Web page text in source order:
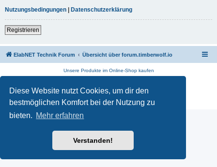
Diese Website nutzt Cookies, um dir den
bestmöglichen Komfort bei der Nutzung zu
bieten. Mehr erfahren
Verstanden!
Nutzungsbedingungen | Datenschutzerklärung
Registrieren
ElabNET Technik Forum Übersicht über forum.timberwolf.io
Unsere Produkte im Online-Shop kaufen
Deutsche Übersetzung durch
phpBB.de
Datenschutz | Nutzungsbedingungen